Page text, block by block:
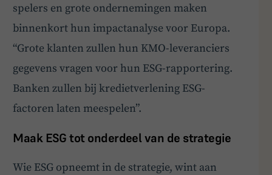
spelers en grote ondernemingen maken
binnenkort hun impactanalyse voor Europa.
“Grote klanten zullen hun KMO-leveranciers
gegevens vragen voor hun ESG-rapportering.
Banken zullen bij kredietverlening ESG-
factoren laten meespelen”.
Maak ESG tot onderdeel van de strategie
Wie ESG opneemt in de strategie, wint aan